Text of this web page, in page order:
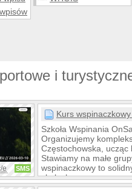
i
e SMS
Kurs
Szkoła Wspinania
Organizujemy
Częstochowska, ucząc
Stawiamy na małe
wspinaczkowy to
skałach.